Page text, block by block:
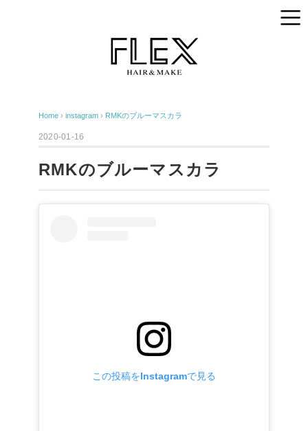
Home › instagram › RMKのブルーマスカラ
2020-01-16
RMKのブルーマスカラ
この投稿をInstagramで見る